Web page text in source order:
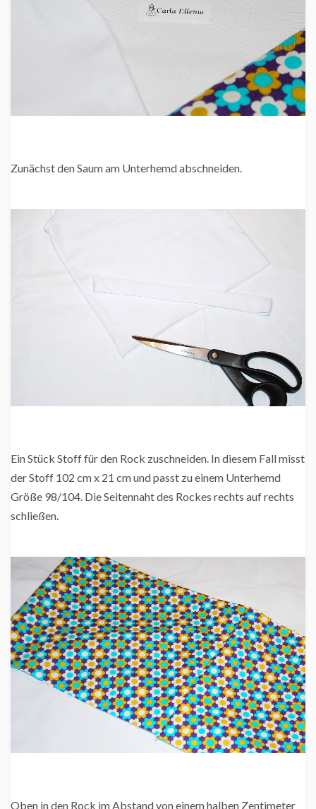
Zunächst den Saum am Unterhemd abschneiden.
Ein Stück Stoff für den Rock zuschneiden. In diesem Fall misst
der Stoff 102 cm x 21 cm und passt zu einem Unterhemd
Größe 98/104. Die Seitennaht des Rockes rechts auf rechts
schließen.
Oben in den Rock im Abstand von einem halben Zentimeter